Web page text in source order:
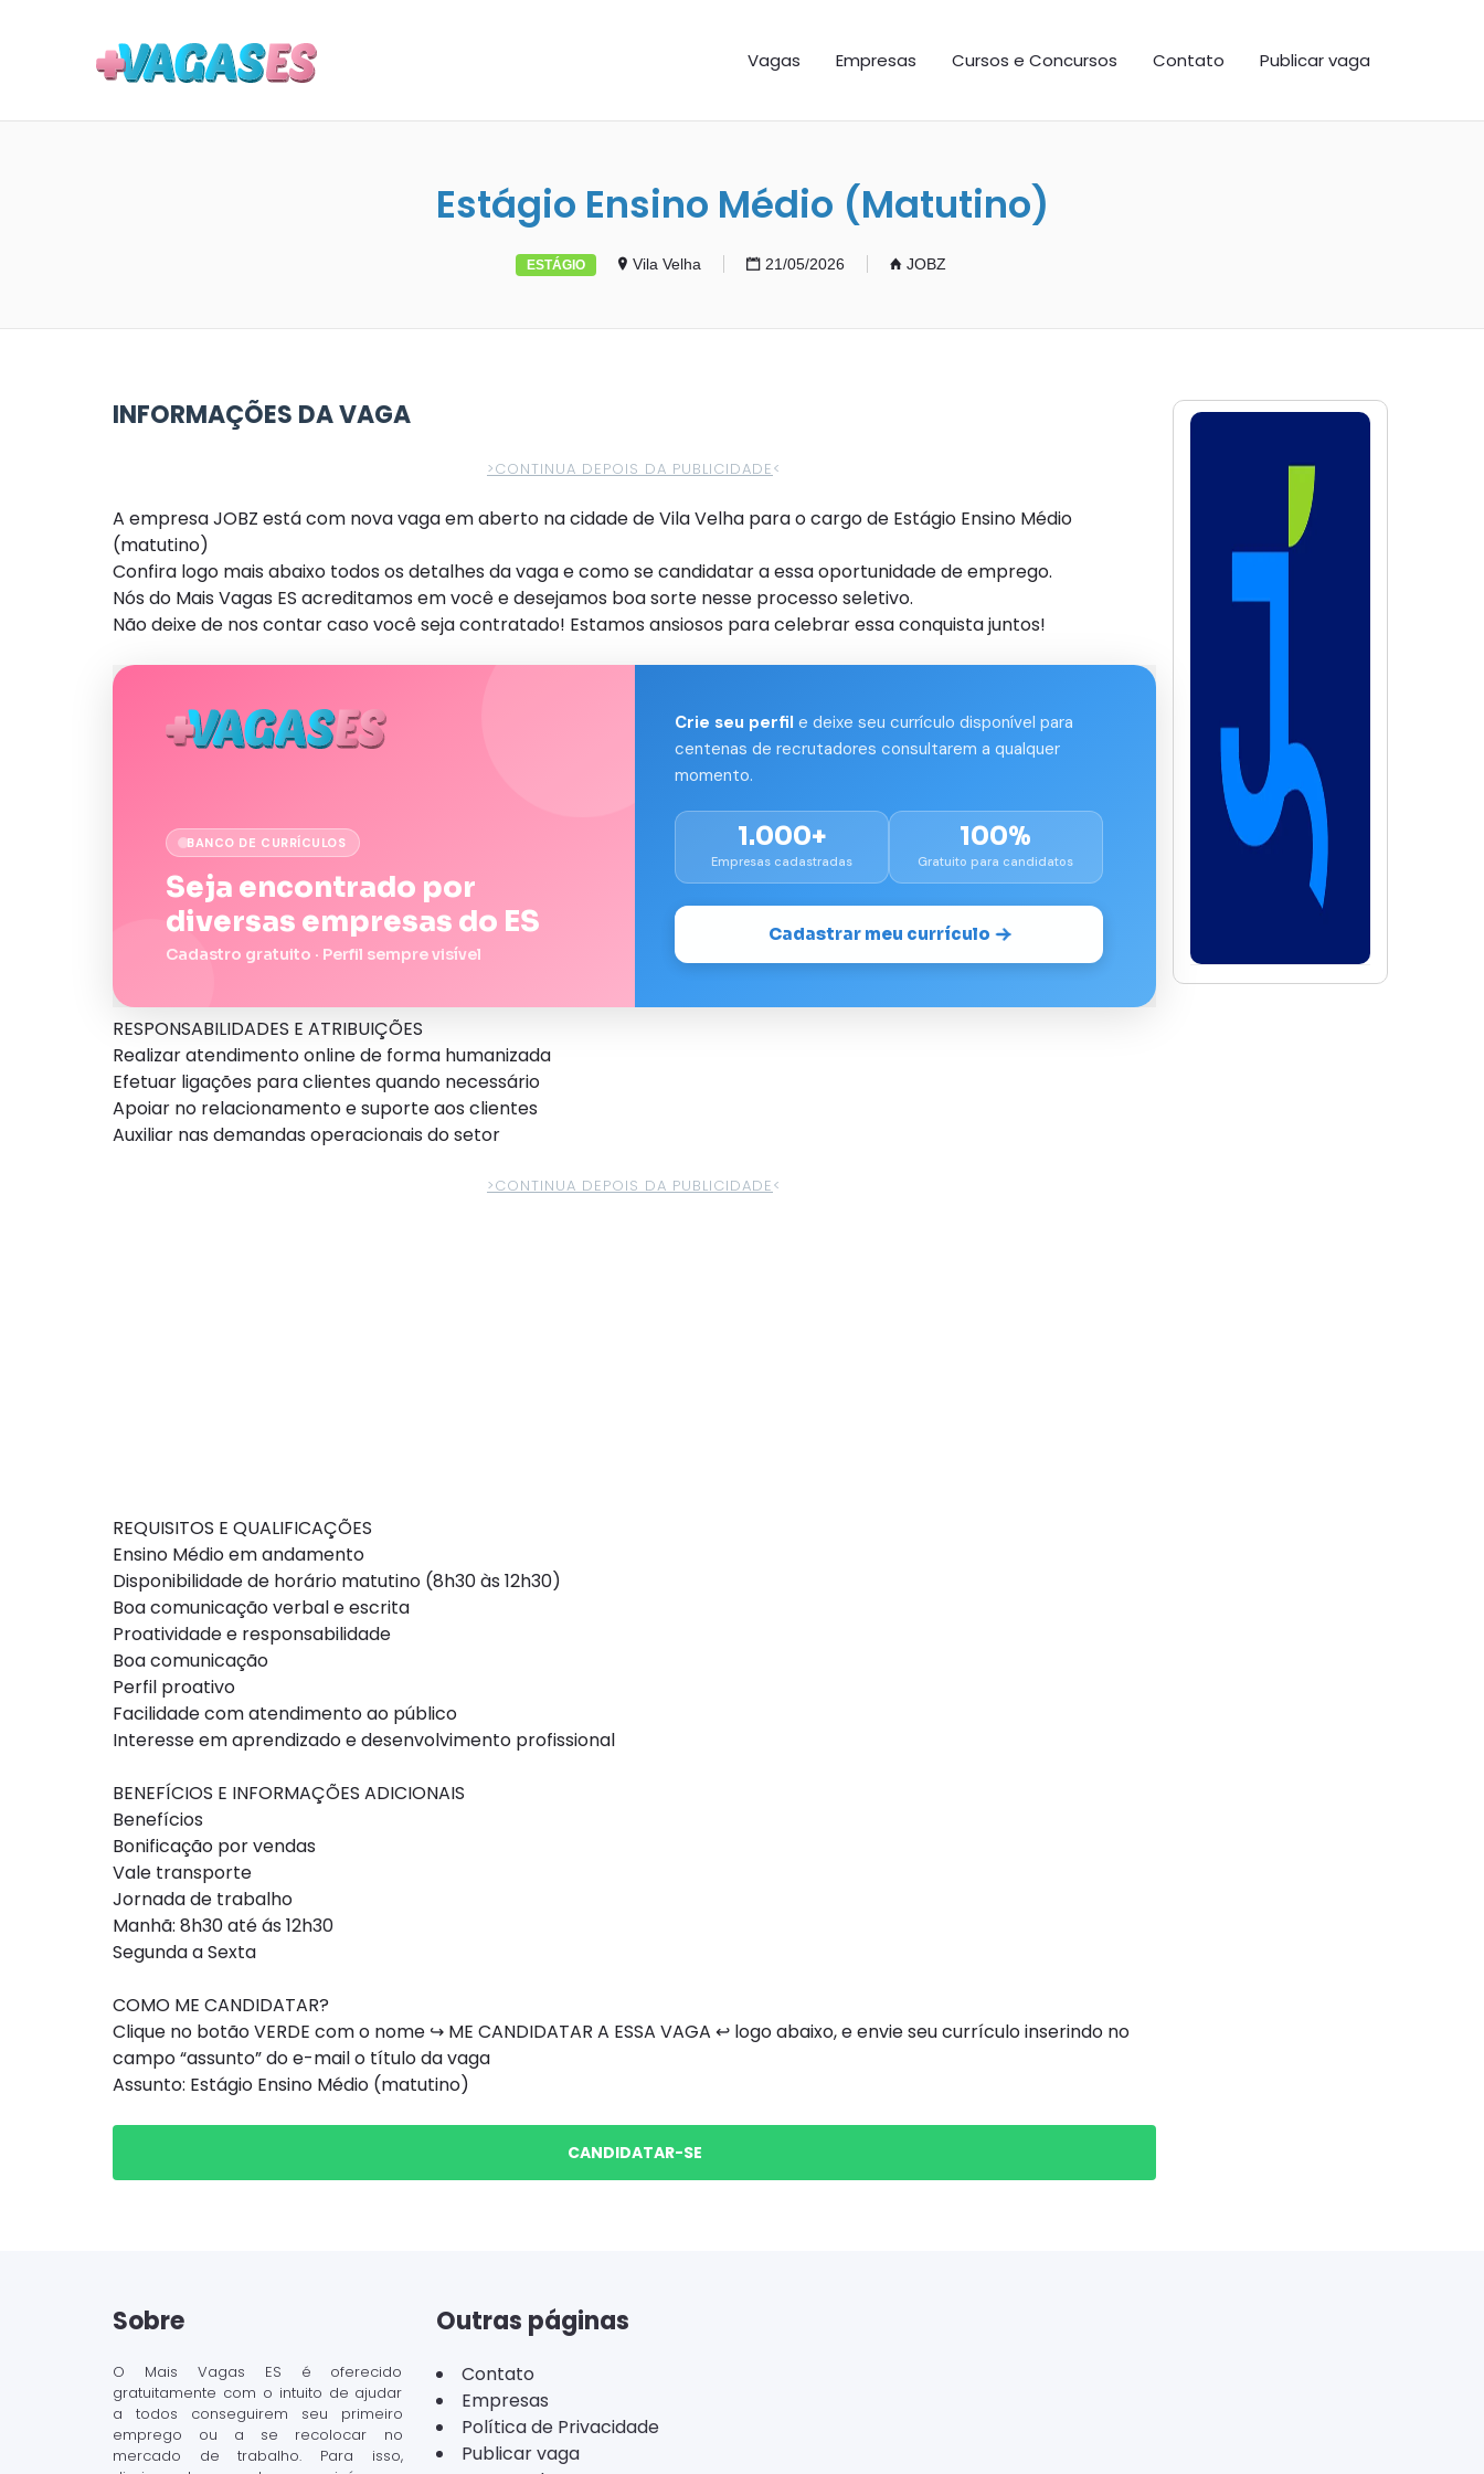
Vagas Empresas Cursos e Concursos Contato Publicar vaga
Estágio Ensino Médio (Matutino)
ESTÁGIO Vila Velha 21/05/2026 JOBZ
INFORMAÇÕES DA VAGA
>CONTINUA DEPOIS DA PUBLICIDADE<
A empresa JOBZ está com nova vaga em aberto na cidade de Vila Velha para o cargo de Estágio Ensino Médio
(matutino)
Confira logo mais abaixo todos os detalhes da vaga e como se candidatar a essa oportunidade de emprego.
Nós do Mais Vagas ES acreditamos em você e desejamos boa sorte nesse processo seletivo.
Não deixe de nos contar caso você seja contratado! Estamos ansiosos para celebrar essa conquista juntos!
BANCO DE CURRÍCULOS
Seja encontrado por
diversas empresas do ES
Cadastro gratuito · Perfil sempre visível
Crie seu perfil e deixe seu currículo disponível para
centenas de recrutadores consultarem a qualquer
momento.
1.000+
Empresas cadastradas
100%
Gratuito para candidatos
Cadastrar meu currículo
RESPONSABILIDADES E ATRIBUIÇÕES
Realizar atendimento online de forma humanizada
Efetuar ligações para clientes quando necessário
Apoiar no relacionamento e suporte aos clientes
Auxiliar nas demandas operacionais do setor
>CONTINUA DEPOIS DA PUBLICIDADE<
REQUISITOS E QUALIFICAÇÕES
Ensino Médio em andamento
Disponibilidade de horário matutino (8h30 às 12h30)
Boa comunicação verbal e escrita
Proatividade e responsabilidade
Boa comunicação
Perfil proativo
Facilidade com atendimento ao público
Interesse em aprendizado e desenvolvimento profissional
BENEFÍCIOS E INFORMAÇÕES ADICIONAIS
Benefícios
Bonificação por vendas
Vale transporte
Jornada de trabalho
Manhã: 8h30 até ás 12h30
Segunda a Sexta
COMO ME CANDIDATAR?
Clique no botão VERDE com o nome ↪ ME CANDIDATAR A ESSA VAGA ↩ logo abaixo, e envie seu currículo inserindo no
campo “assunto” do e-mail o título da vaga
Assunto: Estágio Ensino Médio (matutino)
CANDIDATAR-SE
Sobre
O Mais Vagas ES é oferecido
gratuitamente com o intuito de ajudar
a todos conseguirem seu primeiro
emprego ou a se recolocar no
mercado de trabalho. Para isso,
Outras páginas
Contato
Empresas
Política de Privacidade
Publicar vaga